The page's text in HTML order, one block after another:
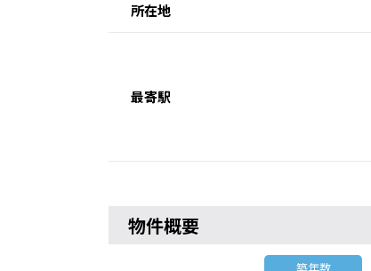
所在地
最寄駅
物件概要